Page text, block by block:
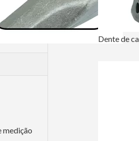
medição